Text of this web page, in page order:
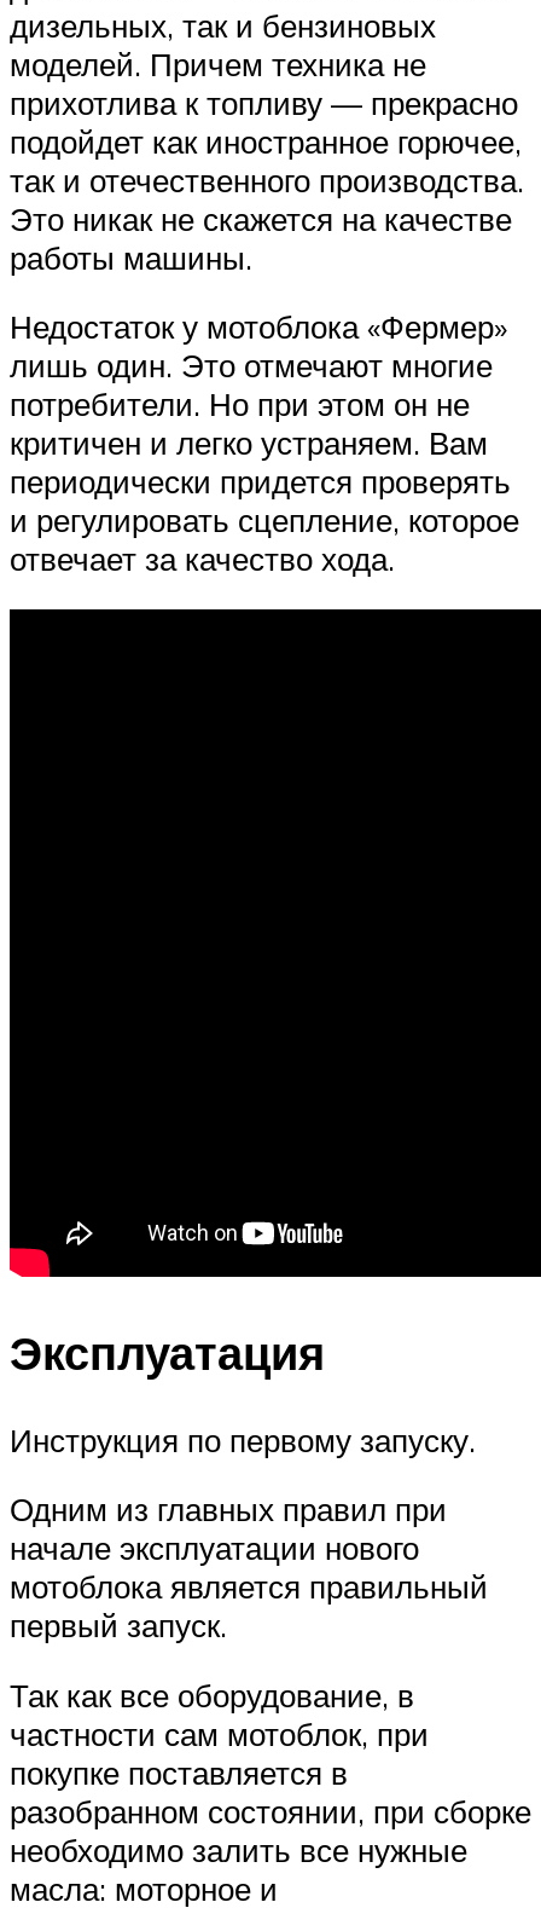
дизельных, так и бензиновых
моделей. Причем техника не
прихотлива к топливу — прекрасно
подойдет как иностранное горючее,
так и отечественного производства.
Это никак не скажется на качестве
работы машины.
Недостаток у мотоблока «Фермер»
лишь один. Это отмечают многие
потребители. Но при этом он не
критичен и легко устраняем. Вам
периодически придется проверять
и регулировать сцепление, которое
отвечает за качество хода.
Эксплуатация
Инструкция по первому запуску.
Одним из главных правил при
начале эксплуатации нового
мотоблока является правильный
первый запуск.
Так как все оборудование, в
частности сам мотоблок, при
покупке поставляется в
разобранном состоянии, при сборке
необходимо залить все нужные
масла: моторное и